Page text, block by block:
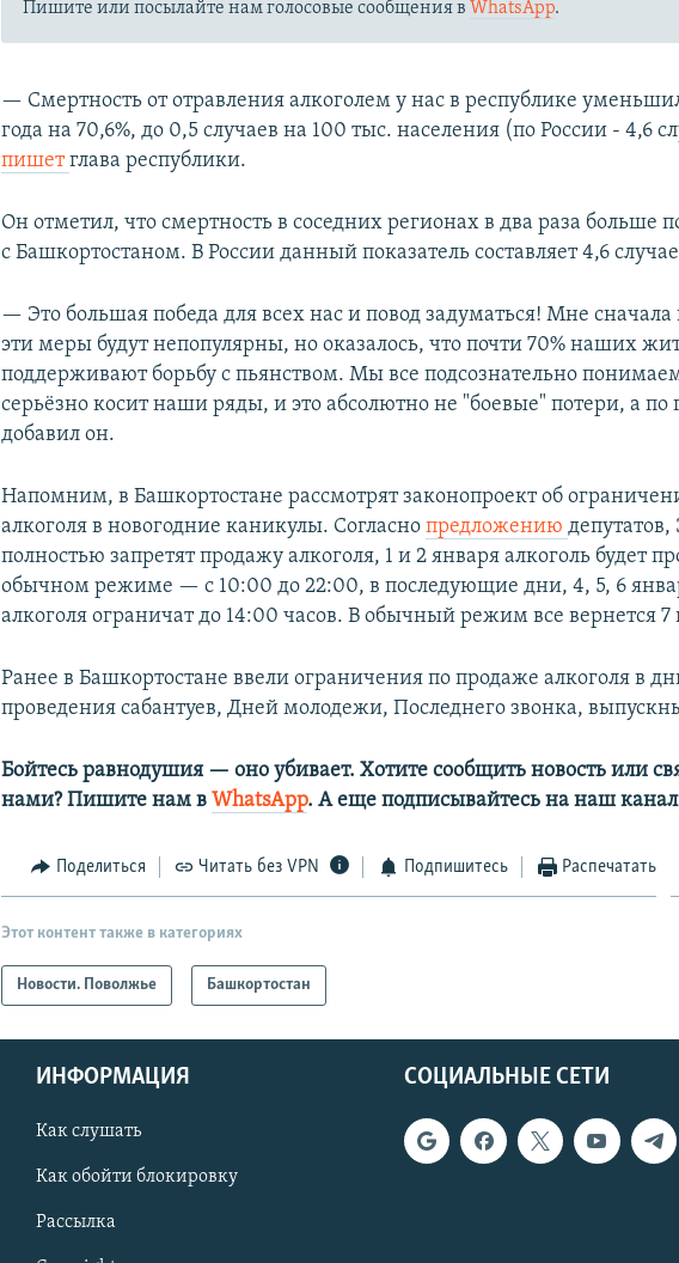
Пишите или посылайте нам голосовые сообщения вWhatsApp.
— Смертность от отравления алкоголем у нас в республике
года на 70,6%, до 0,5 случаев на 100 тыс. населения (по России - 4,6
пишетглава республики.
Он отметил, что смертность в соседних регионах в два раза больше
с Башкортостаном. В России данный показатель составляет 4,6
— Это большая победа для всех нас и повод задуматься! Мне сначала
эти меры будут непопулярны, но оказалось, что почти 70% наших
поддерживают борьбу с пьянством. Мы все подсознательно
серьёзно косит наши ряды, и это абсолютно не "боевые" потери, а по
добавил он.
Напомним, в Башкортостане рассмотрят законопроект об
алкоголя в новогодние каникулы. Согласнопредложениюдепутатов,
полностью запретят продажу алкоголя, 1 и 2 января алкоголь будет
обычном режиме — с 10:00 до 22:00, в последующие дни, 4, 5, 6
алкоголя ограничат до 14:00 часов. В обычный режим все вернется 7
Ранее в Башкортостане ввели ограничения по продаже алкоголя в
проведения сабантуев, Дней молодежи, Последнего звонка,
Бойтесь равнодушия — оно убивает. Хотите сообщить новость или
нами? Пишите нам вWhatsApp. А еще подписывайтесь на наш
Поделиться Читать без VPN Подпишитесь Распечатать
Этот контент также в категориях
Новости. Поволжье Башкортостан
СОЦИАЛЬНЫЕ СЕТИ
ИНФОРМАЦИЯ
Как слушать
Как обойти блокировку
Рассылка